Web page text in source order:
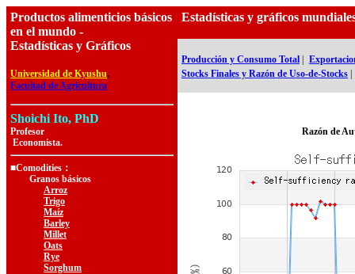
Productos alimenticios básicos
en el mundo -
Estadísticas y Gráficos
Universidad de Kyushu,
Facultad de Agricultura
Shoichi Ito, PhD
Profesor
Economista.
■Comodities：
Granos básicos
Arroz
Trigo
Maíz
Barley
Millet
Oats
Rye
Sorghum
Estadísticas y gráficos
Producción y Consumo Total
Stocks Finales y Razón de Uso-de-Stocks
Razón de